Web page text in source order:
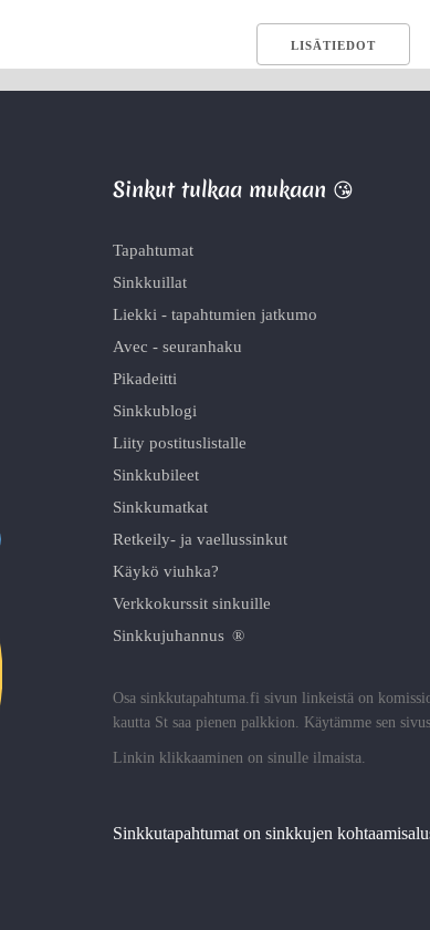
LISÄTIEDOT
Sinkut tulkaa mukaan 😘
Tapahtumat
Sinkkuillat
Liekki - tapahtumien jatkumo
Avec - seuranhaku
Pikadeitti
Sinkkublogi
Liity postituslistalle
Sinkkubileet
Sinkkumatkat
Retkeily- ja vaellussinkut
Käykö viuhka?
Verkkokurssit sinkuille
Sinkkujuhannus ®
Osa sinkkutapahtuma.fi sivun linkeistä on
kautta St saa pienen palkkion. Käytämme sen
Linkin klikkaaminen on sinulle ilmaista.
Sinkkutapahtumat on sinkkujen